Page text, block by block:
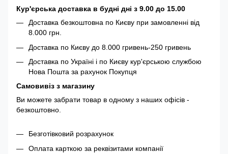
Кур'єрська доставка в будні дні з 9.00 до 15.00
Доставка безкоштовна по Києву при замовленні від
8.000 грн.
Доставка по Києву до 8.000 гривень-250 гривень
Доставка по Україні і по Києву кур'єрською службою
Нова Пошта за рахунок Покупця
Самовивіз з магазину
Ви можете забрати товар в одному з наших офісів -
безкоштовно.
Безготівковий розрахунок
Оплата карткою за реквізитами компанії